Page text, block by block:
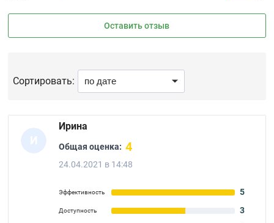
Оставить отзыв
Сортировать:
И
Ирина
Общая оценка: 4
24.04.2021 в 14:48
Эффективность 5
Доступность 3